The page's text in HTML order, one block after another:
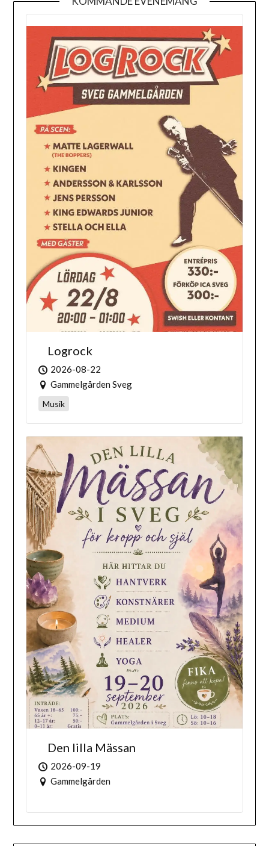
Logrock
2026-08-22
Gammelgården Sveg
Musik
Den lilla Mässan
2026-09-19
Gammelgården